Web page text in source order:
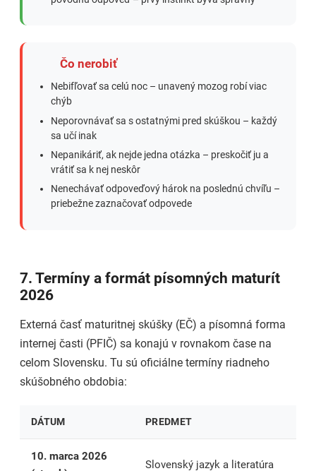
Čo nerobiť
Nebifľovať sa celú noc – unavený mozog robí viac
chýb
Neporovnávať sa s ostatnými pred skúškou – každý
sa učí inak
Nepanikáriť, ak nejde jedna otázka – preskočiť ju a
vrátiť sa k nej neskôr
Nenechávať odpoveďový hárok na poslednú chvíľu –
priebežne zaznačovať odpovede
7. Termíny a formát písomných maturít
2026
Externá časť maturitnej skúšky (EČ) a písomná forma
internej časti (PFIČ) sa konajú v rovnakom čase na
celom Slovensku. Tu sú oficiálne termíny riadneho
skúšobného obdobia:
DÁTUM PREDMET
10. marca 2026
Slovenský jazyk a literatúra